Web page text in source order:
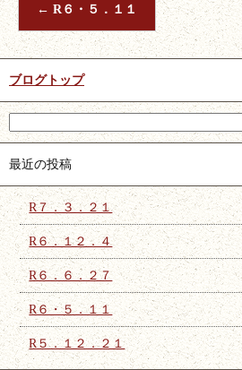
← R６・５．１１
ブログトップ
最近の投稿
R７．３．２１
R６．１２．４
R６．６．２７
R６・５．１１
R５．１２．２１